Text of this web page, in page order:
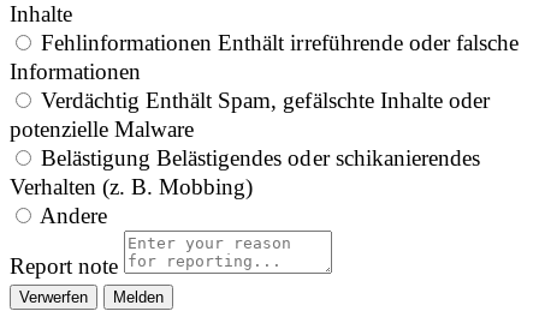
Inhalte
Fehlinformationen Enthält irreführende oder falsche
Informationen
Verdächtig Enthält Spam, gefälschte Inhalte oder
potenzielle Malware
Belästigung Belästigendes oder schikanierendes
Verhalten (z. B. Mobbing)
Andere
Report note
Melden